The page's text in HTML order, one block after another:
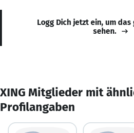
Logg Dich jetzt ein, um
sehen.
XING Mitglieder mit
Profilangaben